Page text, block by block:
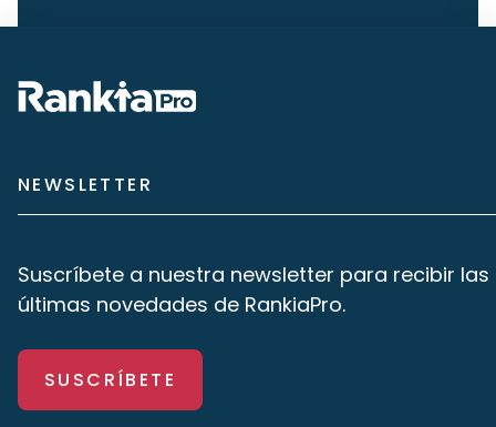
NEWSLETTER
Suscríbete a nuestra newsletter para recibir las
últimas novedades de RankiaPro.
SUSCRÍBETE